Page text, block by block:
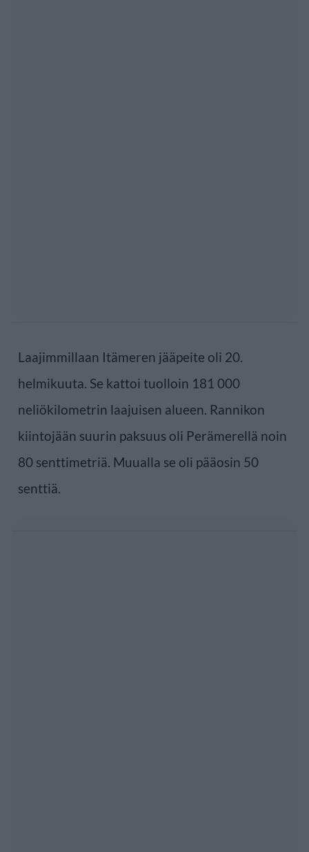
Laajimmillaan Itämeren jääpeite oli 20.
helmikuuta. Se kattoi tuolloin 181 000
neliökilometrin laajuisen alueen. Rannikon
kiintojään suurin paksuus oli Perämerellä noin
80 senttimetriä. Muualla se oli pääosin 50
senttiä.